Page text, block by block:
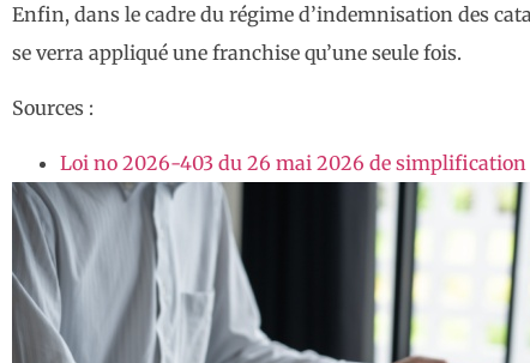
Enfin, dans le cadre du régime d’indemnisation des
se verra appliqué une franchise qu’une seule fois.
Sources :
Loi no 2026-403 du 26 mai 2026 de simplification